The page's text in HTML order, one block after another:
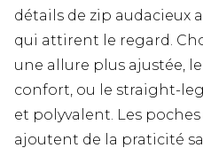
détails de zip audacieux
qui attirent le regard.
une allure plus ajustée,
confort, ou le straight-
et polyvalent. Les
ajoutent de la praticité